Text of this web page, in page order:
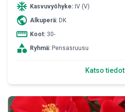
ac_unit Kasvuvyöhyke: IV (V)
public Alkuperä: DK
straighten Koot: 30-
category Ryhmä: Pensasruusu
Katso tiedot